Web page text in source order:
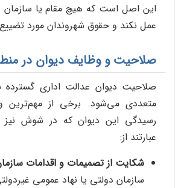
این اصل است که هیچ مقام یا سازمان
عمل نکند و حقوق شهروندان مورد تضییع
صلاحیت و وظایف دیوان در
صلاحیت دیوان عدالت اداری گسترده
متعددی می‌شود. برخی از مهم‌ترین
رسیدگی این دیوان که در شوش نیز
عبارتند از:
شکایت از تصمیمات و اقدامات
سازمان دولتی یا نهاد عمومی